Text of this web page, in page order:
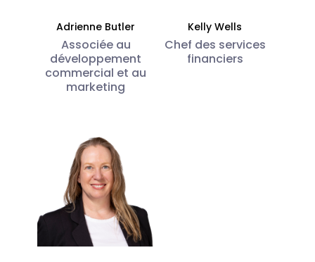
Adrienne Butler
Associée au
développement
commercial et au
marketing
Kelly Wells
Chef des services
financiers